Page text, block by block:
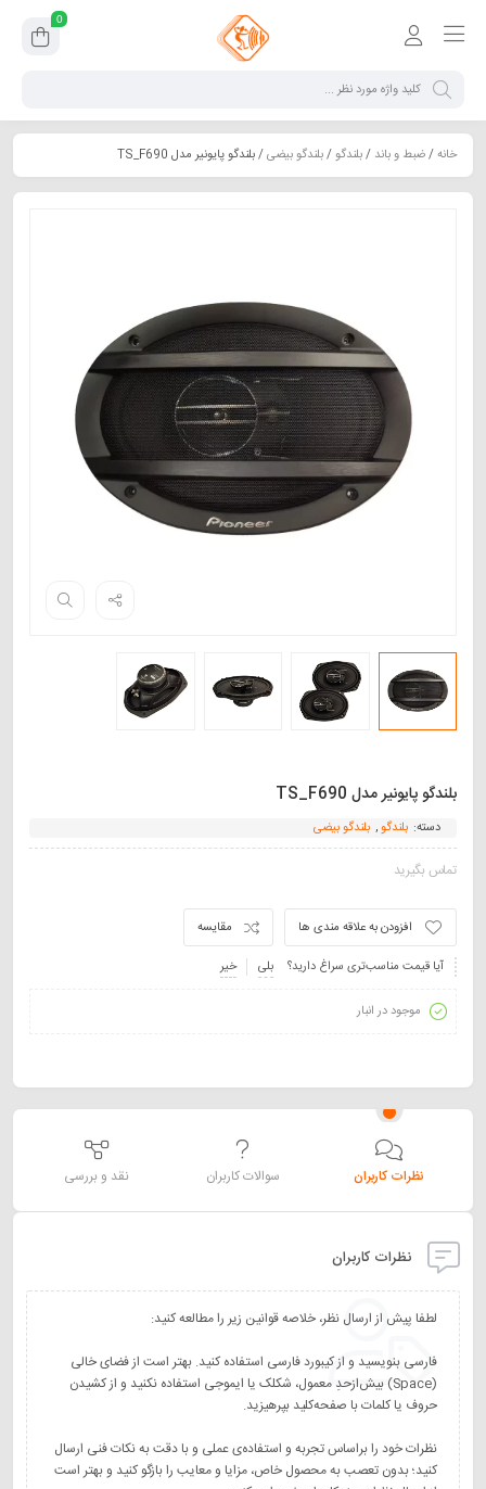
0
خانه/ضبط و باند /بلندگو/بلندگو بیضی/ بلندگو پایونیر مدل TS_F690
بلندگو پایونیر مدل TS_F690
دسته: بلندگو, بلندگو بیضی
تماس بگیرید
مقایسه
افزودن به علاقه مندی ها
آیا قیمت مناسب‌تری سراغ دارید؟
بلی خیر
موجود در انبار
نظرات کاربران سوالات کاربران نقد و بررسی
نظرات کاربران
فارسی بنویسید و از کیبورد فارسی استفاده کنید. بهتر است از فضای خالی
(Space) بیش‌از‌حدِ معمول، شکلک یا ایموجی استفاده نکنید و از کشیدن
نظرات خود را براساس تجربه و استفاده‌ی عملی و با دقت به نکات فنی ارسال
کنید؛ بدون تعصب به محصول خاص، مزایا و معایب را بازگو کنید و بهتر است